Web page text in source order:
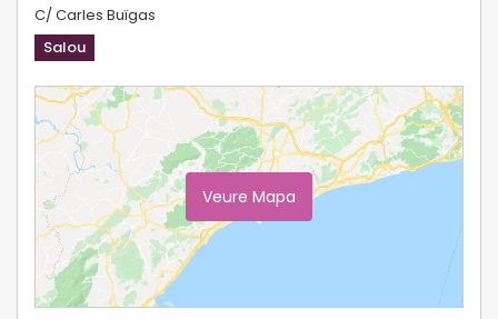
C/ Carles Buïgas
Salou
Veure Mapa